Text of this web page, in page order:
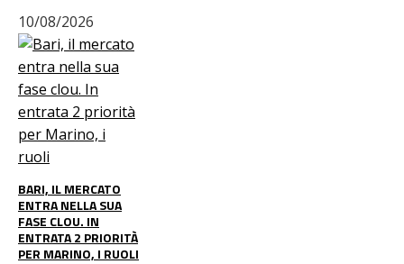
10/08/2026
BARI, IL MERCATO
ENTRA NELLA SUA
FASE CLOU. IN
ENTRATA 2 PRIORITÀ
PER MARINO, I RUOLI